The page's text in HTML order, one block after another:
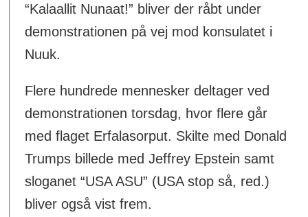
“Kalaallit Nunaat!” bliver der råbt under
demonstrationen på vej mod konsulatet i
Nuuk.
Flere hundrede mennesker deltager ved
demonstrationen torsdag, hvor flere går
med flaget Erfalasorput. Skilte med Donald
Trumps billede med Jeffrey Epstein samt
sloganet “USA ASU” (USA stop så, red.)
bliver også vist frem.